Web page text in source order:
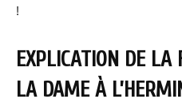
!
EXPLICATION DE
LA DAME À